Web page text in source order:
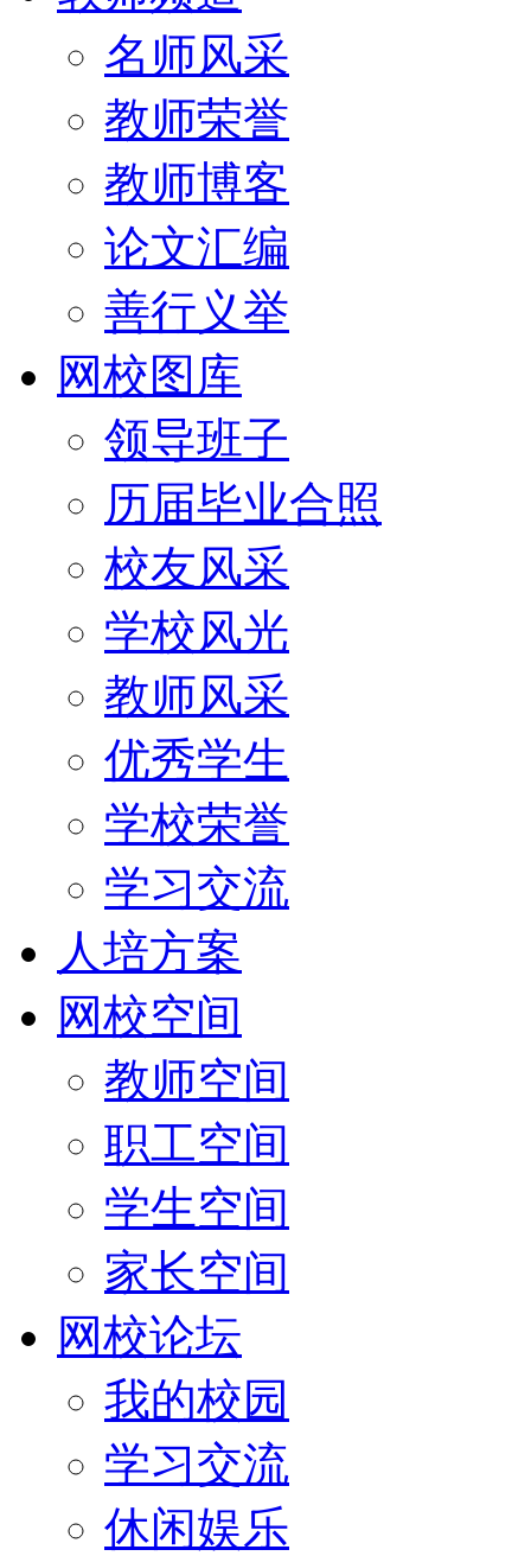
名师风采
教师荣誉
教师博客
论文汇编
善行义举
网校图库
领导班子
历届毕业合照
校友风采
学校风光
教师风采
优秀学生
学校荣誉
学习交流
人培方案
网校空间
教师空间
职工空间
学生空间
家长空间
网校论坛
我的校园
学习交流
休闲娱乐